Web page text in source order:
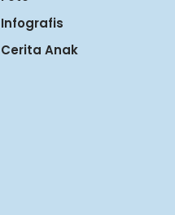
Infografis
Cerita Anak